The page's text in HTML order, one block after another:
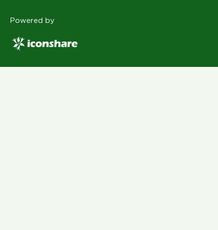
Powered by